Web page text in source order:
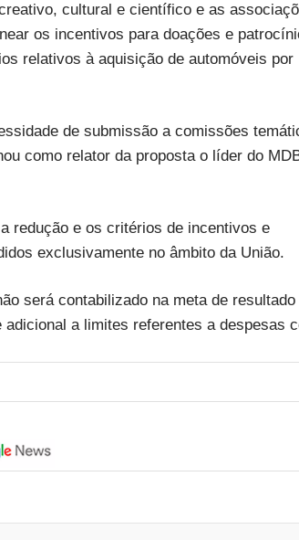
cultural e científico e as
os incentivos para doações e
relativos à aquisição de automóveis por
de submissão a comissões
como relator da proposta o líder do
redução e os critérios de incentivos e
exclusivamente no âmbito da União.
será contabilizado na meta de resultado
a limites referentes a despesas